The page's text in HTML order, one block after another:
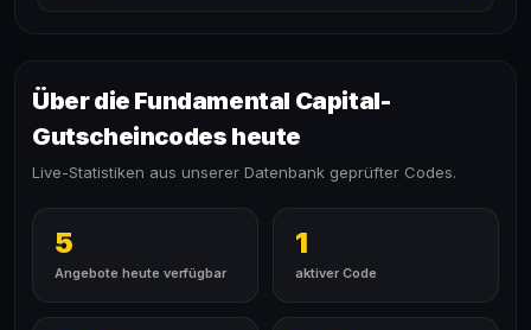
Über die Fundamental Capital-
Gutscheincodes heute
Live-Statistiken aus unserer Datenbank geprüfter Codes.
5
Angebote heute verfügbar
1
aktiver Code